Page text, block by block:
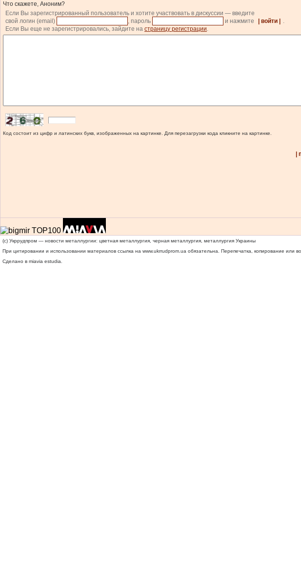
Что скажете, Аноним?
Если Вы зарегистрированный пользователь и хотите участвовать в дискуссии — введите
свой логин (email)
, пароль и нажмите | войти |
.
Если Вы еще не зарегистрировались, зайдите на страницу регистрации.
Код состоит из цифр и латинских букв, изображенных на картинке. Для перезагрузки кода кликните на картинке.
|
(c) Укррудпром — новости металлургии: цветная металлургия, черная металлургия, металлургия Украины
При цитировании и использовании материалов ссылка на www.ukrrudprom.ua обязательна. Перепечатка, копирование или
Сделано в miavia estudia.